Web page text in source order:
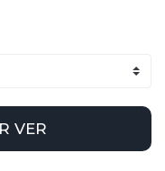
VER